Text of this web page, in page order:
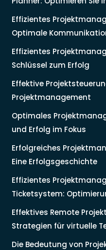
Effizientes
Optimale
Effizientes
Schlüssel zum Erfolg
Effektive
Projektmanagement
Optimales
und Erfolg im Fokus
Erfolgreiches
Eine Erfolgsgeschichte
Effizientes
Ticketsystem:
Effektives Remote
Strategien für virtuelle
Die Bedeutung von